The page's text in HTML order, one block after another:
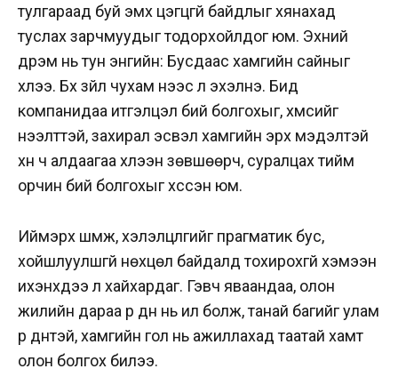
тулгараад буй эмх цэгцгүй байдлыг хянахад
туслах зарчмуудыг тодорхойлдог юм. Эхний
дүрэм нь тун энгийн: Бусдаас хамгийн сайныг
хүлээ. Бүх зүйл чухам үүнээс л эхэлнэ. Бид
компанидаа итгэлцэл бий болгохыг, хүмүүсийг
нээлттэй, захирал эсвэл хамгийн эрх мэдэлтэй
хүн ч алдаагаа хүлээн зөвшөөрч, суралцах тийм
орчин бий болгохыг хүссэн юм.
Иймэрхүү шүүмж, хэлэлцүүлгийг прагматик бус,
хойшлуулшгүй нөхцөл байдалд тохирохгүй хэмээн
ихэнхдээ үл хайхардаг. Гэвч яваандаа, олон
жилийн дараа үр дүн нь ил болж, танай багийг улам
үр дүнтэй, хамгийн гол нь ажиллахад таатай хамт
олон болгох билээ.